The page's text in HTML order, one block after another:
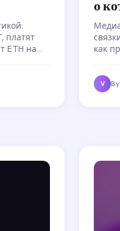
платят
ETH на
о
как
V By